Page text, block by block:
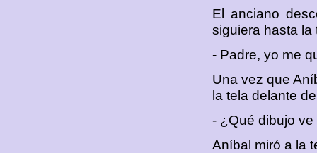
El anciano
siguiera hasta la
- Padre, yo me
Una vez que
la tela delante
- ¿Qué dibujo ve
Aníbal miró a la